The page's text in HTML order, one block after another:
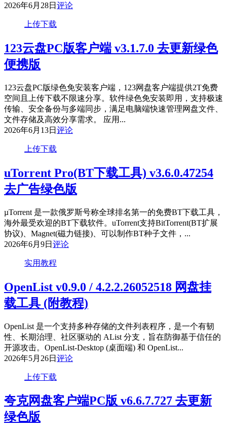
2026年6月28日 评论
上传下载
123云盘PC版客户端 v3.1.7.0 去更新绿色
便携版
123云盘PC版绿色免安装客户端，123网盘客户端提供2T免费
空间且上传下载不限速分享。软件绿色免安装即用，支持极速
传输、安全备份与多端同步，满足电脑端快速管理网盘文件、
文件存储及高效分享需求。 应用...
2026年6月13日 评论
上传下载
uTorrent Pro(BT下载工具) v3.6.0.47254
去广告绿色版
µTorrent 是一款俄罗斯号称全球排名第一的免费BT下载工具，
海外最受欢迎的BT下载软件。uTorrent支持BitTorrent(BT扩展
协议)、Magnet(磁力链接)、可以制作BT种子文件，...
2026年6月9日 评论
实用教程
OpenList v0.9.0 / 4.2.2.26052518 网盘挂
载工具 (附教程)
OpenList 是一个支持多种存储的文件列表程序，是一个有韧
性、长期治理、社区驱动的 AList 分支，旨在防御基于信任的
开源攻击。OpenList-Desktop (桌面端) 和 OpenList...
2026年5月26日 评论
上传下载
夸克网盘客户端PC版 v6.6.7.727 去更新
绿色版